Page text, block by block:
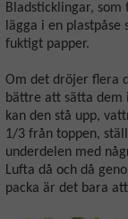
Bladsticklingar,
lägga i en
fuktigt papper.
Om det dröjer flera
bättre att sätta dem
kan den stå upp,
1/3 från toppen,
underdelen med
Lufta då och då
packa är det bara